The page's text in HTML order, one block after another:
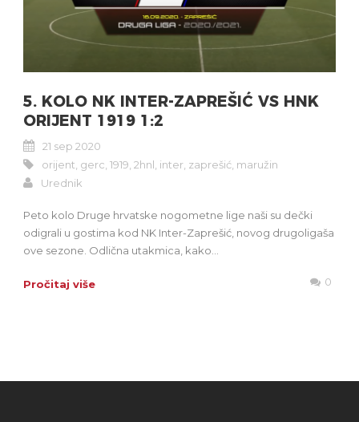
5. KOLO NK INTER-ZAPREŠIĆ VS HNK
ORIJENT 1919 1:2
21 sep 2020
orijent gerc 1919 2hnl inter zaprešić maružin
Urednik
Peto kolo Druge hrvatske nogometne lige naši su dečki
odigrali u gostima kod NK Inter-Zaprešić, novog drugoligaša
ove sezone. Odlična utakmica, kako...
Pročitaj više 0